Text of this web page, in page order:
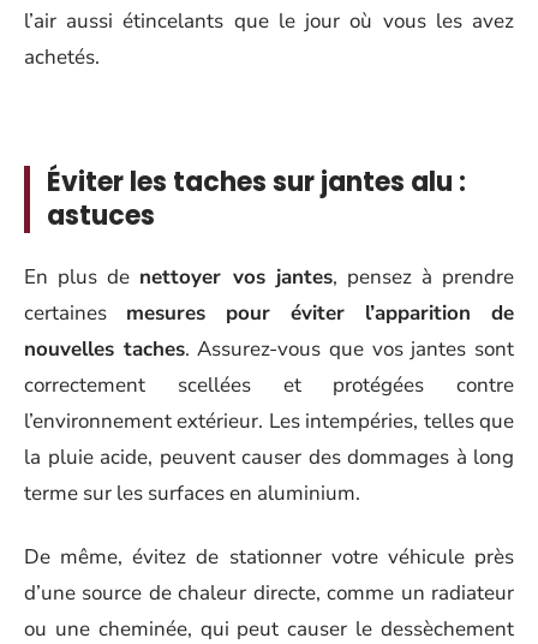
l’air aussi étincelants que le jour où vous les avez
achetés.
Éviter les taches sur jantes alu :
astuces
En plus de nettoyer vos jantes, pensez à prendre
certaines mesures pour éviter l’apparition de
nouvelles taches. Assurez-vous que vos jantes sont
correctement scellées et protégées contre
l’environnement extérieur. Les intempéries, telles que
la pluie acide, peuvent causer des dommages à long
terme sur les surfaces en aluminium.
De même, évitez de stationner votre véhicule près
d’une source de chaleur directe, comme un radiateur
ou une cheminée, qui peut causer le dessèchement